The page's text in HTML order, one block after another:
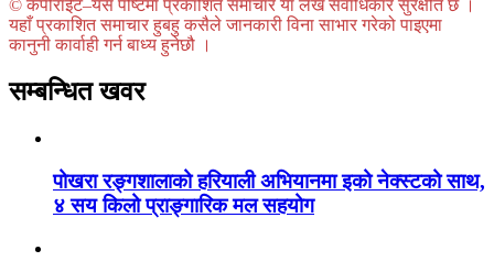
© कपीराईट–यस पोष्टमा प्रकाशित समाचार या लेख सर्वाधिकार सुरक्षीत छ ।
यहाँ प्रकाशित समाचार हुबहु कसैले जानकारी विना साभार गरेको पाइएमा
कानुनी कार्वाही गर्न बाध्य हुनेछौ ।
सम्बन्धित खवर
पोखरा रङ्गशालाको हरियाली अभियानमा इको नेक्स्टको साथ,
४ सय किलो प्राङ्गारिक मल सहयोग